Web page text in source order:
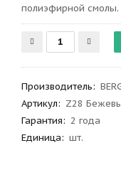
полиэфирной смолы.
Производитель:
Артикул: Z28
Гарантия: 2 года
Единица: шт.